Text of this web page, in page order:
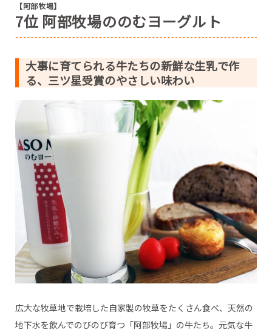
【阿部牧場】
7位 阿部牧場ののむヨーグルト
大事に育てられる牛たちの新鮮な生乳で作
る、三ツ星受賞のやさしい味わい
広大な牧草地で栽培した自家製の牧草をたくさん食べ、天然の
地下水を飲んでのびのび育つ「阿部牧場」の牛たち。元気な牛